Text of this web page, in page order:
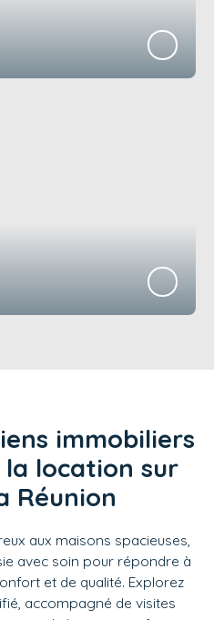
immobiliers
la location sur
Réunion
aux maisons spacieuses,
avec soin pour répondre à
et de qualité. Explorez
accompagné de visites